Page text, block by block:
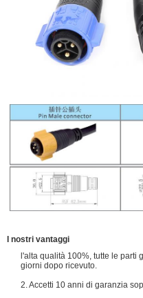
I nostri vantaggi
l'alta qualità 100%, tutte le parti
giorni dopo ricevuto.
2. Accetti 10 anni di garanzia